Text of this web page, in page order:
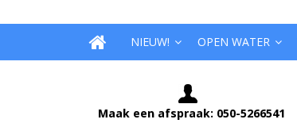
NIEUW! OPEN WATER
Maak een afspraak: 050-5266541